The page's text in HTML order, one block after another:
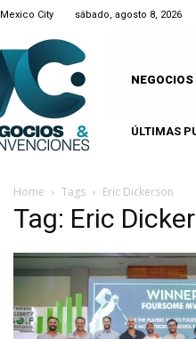
Mexico City sábado, agosto 8, 2026
NEGOCIOS
ÚLTIMAS
Home Tags Eric Dickerson
Tag: Eric